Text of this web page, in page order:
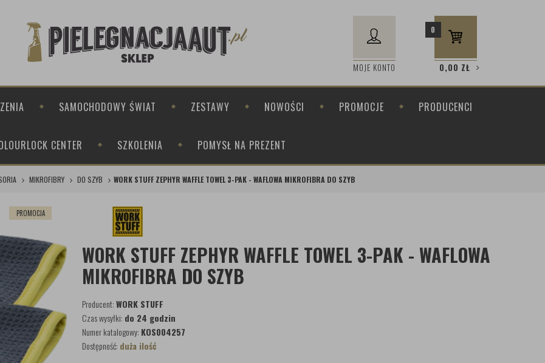
MOJE KONTO
0
0,00 ZŁ
SAMOCHODOWY ŚWIAT ZESTAWY NOWOŚCI PROMOCJE PRODUCENCI
CENTER SZKOLENIA POMYSŁ NA PREZENT
MIKROFIBRY DO SZYB WORK STUFF ZEPHYR WAFFLE TOWEL 3-PAK - WAFLOWA MIKROFIBRA DO SZYB
PROMOCJA
WORK STUFF ZEPHYR WAFFLE TOWEL 3-PAK - WAFLOWA
MIKROFIBRA DO SZYB
Producent:WORK STUFF
Czas wysyłki: do 24 godzin
Numer katalogowy: KOS004257
Dostępność: duża ilość